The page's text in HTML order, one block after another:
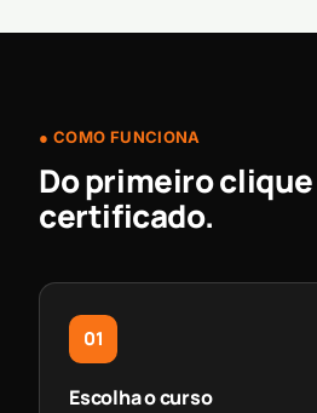
COMO FUNCIONA
Do primeiro
certificado.
01
Escolha o curso